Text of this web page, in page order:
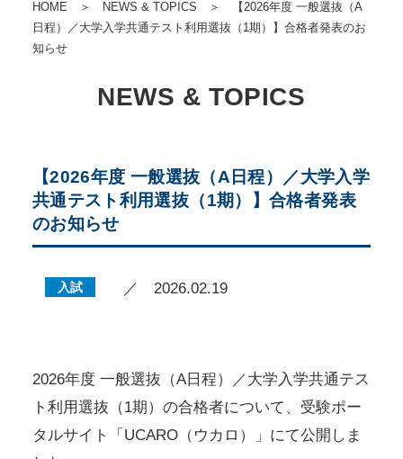
HOME ＞ NEWS & TOPICS ＞ 【2026年度 一般選抜（A
日程）／大学入学共通テスト利用選抜（1期）】合格者発表のお
知らせ
NEWS & TOPICS
【2026年度 一般選抜（A日程）／大学入学
共通テスト利用選抜（1期）】合格者発表
のお知らせ
入試 ／ 2026.02.19
2026年度 一般選抜（A日程）／大学入学共通テス
ト利用選抜（1期）の合格者について、受験ポー
タルサイト「UCARO（ウカロ）」にて公開しま